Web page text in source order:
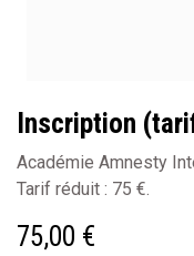
Inscription
Académie Amnesty
Tarif réduit : 75 €.
75,00 €